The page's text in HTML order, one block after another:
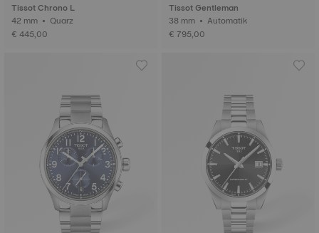
Tissot Chrono L
42 mm • Quarz
€ 445,00
Tissot Gentleman
38 mm • Automatik
€ 795,00